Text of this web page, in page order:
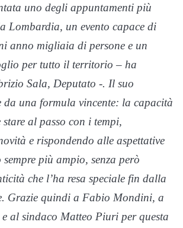
uno degli appuntamenti più
Lombardia, un evento capace di
anno migliaia di persone e un
per tutto il territorio – ha
Sala, Deputato -. Il suo
da una formula vincente: la capacità
al passo con i tempi,
e rispondendo alle aspettative
più ampio, senza però
che l’ha resa speciale fin dalla
Grazie quindi a Fabio Mondini, a
al sindaco Matteo Piuri per questa